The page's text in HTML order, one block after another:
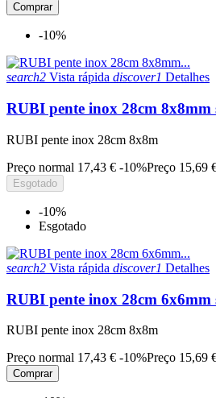
Comprar
-10%
search2 Vista rápida discover1 Detalhes
RUBI pente inox 28cm 8x8mm
RUBI pente inox 28cm 8x8m
Preço normal 17,43 € -10%Preço 15,69
Esgotado
-10%
Esgotado
search2 Vista rápida discover1 Detalhes
RUBI pente inox 28cm 6x6mm
RUBI pente inox 28cm 8x8m
Preço normal 17,43 € -10%Preço 15,69
Comprar